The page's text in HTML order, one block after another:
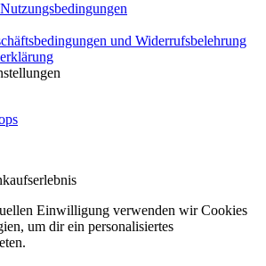
und Widerrufsbelehrung
Einwilligung verwenden wir Cookies
um dir ein personalisiertes